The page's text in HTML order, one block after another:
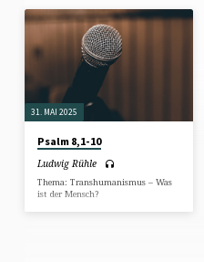
PREDIGTEN
ÜBER
KÜNSTLICHE
INTELLIGENZ
31. MAI 2025
Psalm 8,1-10
Ludwig Rühle
Thema: Transhumanismus – Was
ist der Mensch?